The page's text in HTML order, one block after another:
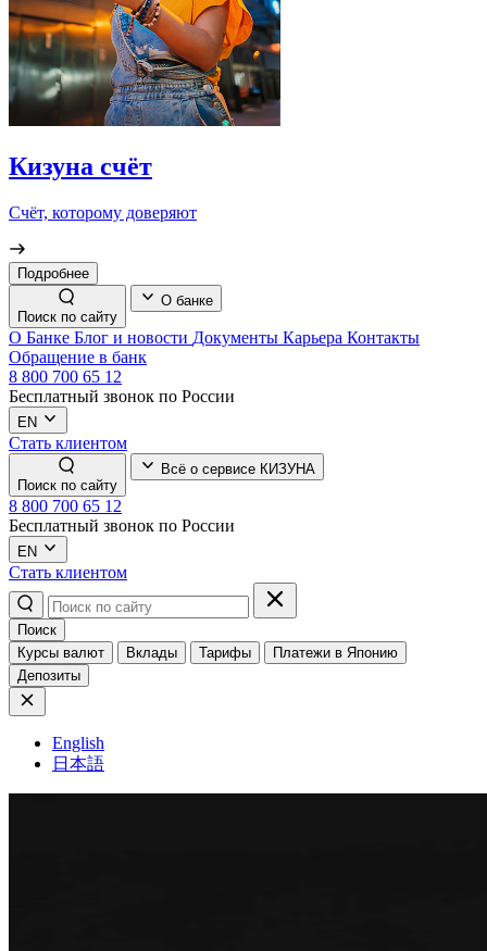
Кизуна счёт
Счёт, которому доверяют
Подробнее
Поиск по сайту
О банке
О Банке Блог и новости Документы Карьера Контакты
Обращение в банк
8 800 700 65 12
Бесплатный звонок по России
EN
Стать клиентом
Поиск по сайту
Всё о сервисе КИЗУНА
8 800 700 65 12
Бесплатный звонок по России
EN
Стать клиентом
Поиск
Курсы валют
Вклады Тарифы
Платежи в Японию
Депозиты
English
日本語